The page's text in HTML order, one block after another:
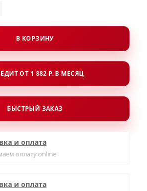
В КОРЗИНУ
ОТ 1 882 Р. В МЕСЯЦ
БЫСТРЫЙ ЗАКАЗ
и оплата
оплату online
и оплата